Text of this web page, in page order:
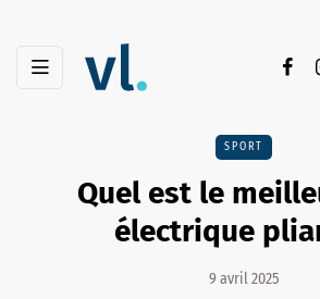
SPORT
Quel est le
électrique
9 avril 2025